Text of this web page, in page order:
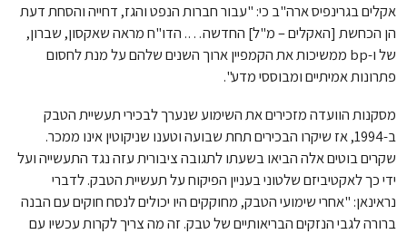
אקלים בגרינפיס ארה"ב כי: "עבור חברות הנפט והגז, דחייה והסחת דעת
הן הכחשת [האקלים – מ"ל] החדשה…. הדו"ח מראה שאקסון, שברון,
של ו-bp ממשיכות את הקמפיין ארוך השנים שלהם על מנת לחסום
פתרונות אמיתיים ומבוססי מדע".
מסקנות הוועדה מזכירים את השימוע שנערך לבכירי תעשיית הטבק
ב-1994, אז שיקרו הבכירים תחת שבועה וטענו שניקוטין אינו ממכר.
שקרים בוטים אלה הביאו בשעתו לתגובה ציבורית עזה נגד התעשייה ועל
ידי כך לאקטיביזם שלטוני בעניין הפיקוח על תעשיית הטבק. לדברי
נראינאן: "אחרי שימועי הטבק, מחוקקים היו יכולים לנסח חוקים עם הבנה
ברורה לגבי הנזקים הבריאותיים של טבק. זה מה צריך לקרות עכשיו עם